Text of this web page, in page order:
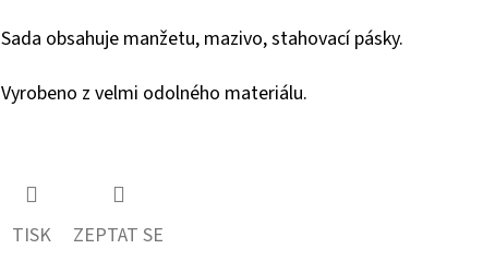
z
hvězdiček.
Sada obsahuje manžetu, mazivo, stahovací pásky.
Vyrobeno z velmi odolného materiálu.
TISK ZEPTAT SE